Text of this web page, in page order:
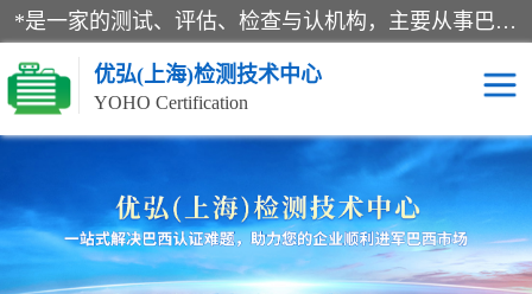
*是一家的测试、评估、检查与认机构，主要从事巴西NR10认证、NR12认证、NR13认证；ANATEL认证、INMTRO认证，欧盟CE认证：MD认证，PED认证，MID认证，ATEX认证，德国蓝色天使认证。
优弘(上海)检测技术中心
YOHO Certification
RECYCLASS认证 NR10认证
NR12认证 NR13认证